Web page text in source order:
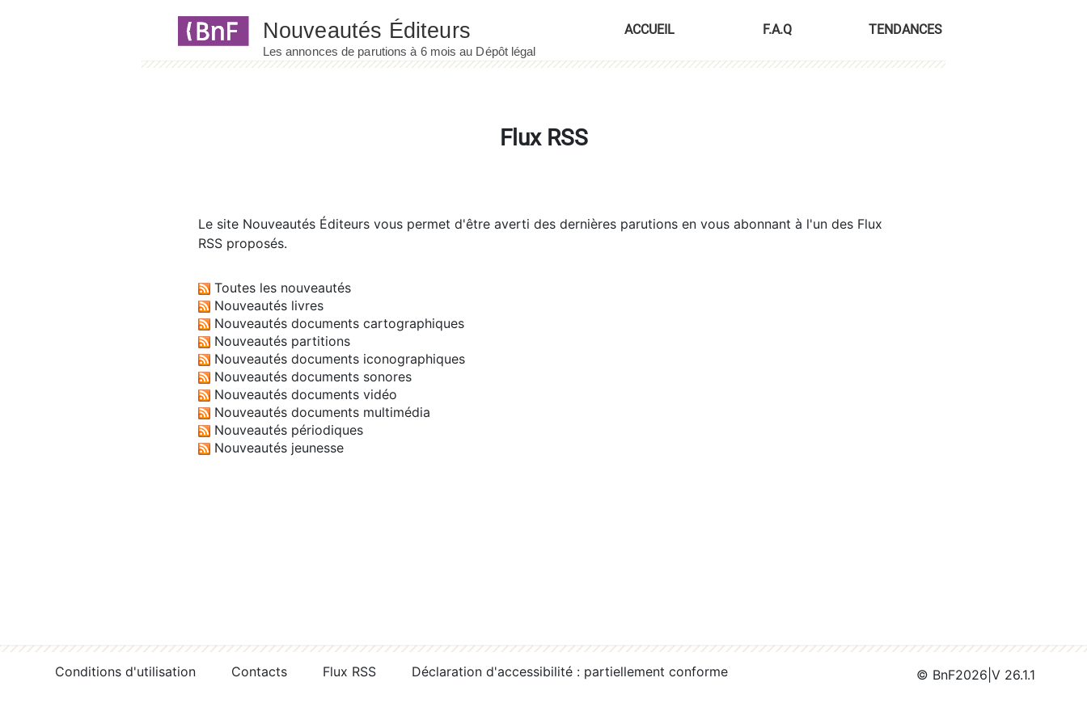
ACCUEIL F.A.Q TENDANCES
Flux RSS
Le site Nouveautés Éditeurs vous permet d'être averti des dernières parutions en vous abonnant à l'un des Flux
RSS proposés.
Toutes les nouveautés
Nouveautés livres
Nouveautés documents cartographiques
Nouveautés partitions
Nouveautés documents iconographiques
Nouveautés documents sonores
Nouveautés documents vidéo
Nouveautés documents multimédia
Nouveautés périodiques
Nouveautés jeunesse
Conditions d'utilisation Contacts Flux RSS Déclaration d'accessibilité : partiellement conforme © BnF2026 V 26.1.1